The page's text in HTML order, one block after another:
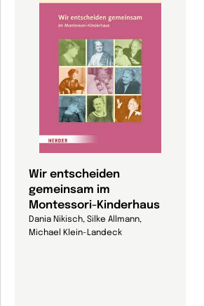
Wir entscheiden
gemeinsam im
Montessori-Kinderhaus
Dania Nikisch, Silke Allmann,
Michael Klein-Landeck